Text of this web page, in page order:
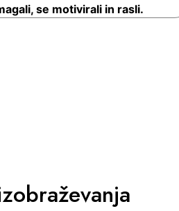
se motivirali in rasli.